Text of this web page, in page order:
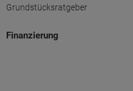
Grundstücksratgeber
Finanzierung